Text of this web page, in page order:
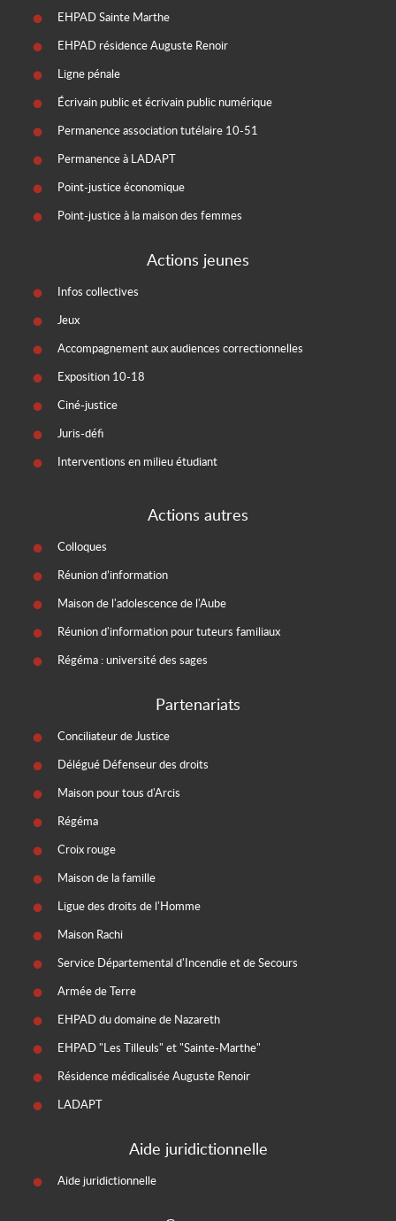
EHPAD Sainte Marthe
EHPAD résidence Auguste Renoir
Ligne pénale
Écrivain public et écrivain public numérique
Permanence association tutélaire 10-51
Permanence à LADAPT
Point-justice économique
Point-justice à la maison des femmes
Actions jeunes
Infos collectives
Jeux
Accompagnement aux audiences correctionnelles
Exposition 10-18
Ciné-justice
Juris-défi
Interventions en milieu étudiant
Actions autres
Colloques
Réunion d’information
Maison de l'adolescence de l'Aube
Réunion d'information pour tuteurs familiaux
Régéma : université des sages
Partenariats
Conciliateur de Justice
Délégué Défenseur des droits
Maison pour tous d'Arcis
Régéma
Croix rouge
Maison de la famille
Ligue des droits de l'Homme
Maison Rachi
Service Départemental d'Incendie et de Secours
Armée de Terre
EHPAD du domaine de Nazareth
EHPAD "Les Tilleuls" et "Sainte-Marthe"
Résidence médicalisée Auguste Renoir
LADAPT
Aide juridictionnelle
Aide juridictionnelle